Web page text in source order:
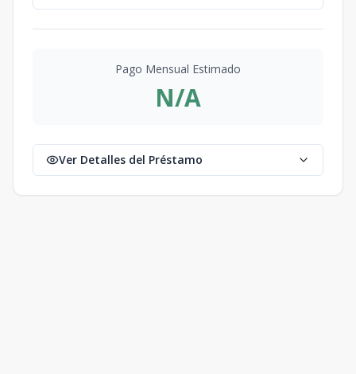
Pago Mensual Estimado
N/A
Ver Detalles del Préstamo